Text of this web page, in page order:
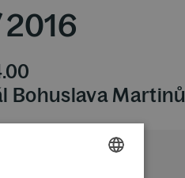
2016
Bohuslava Martinů